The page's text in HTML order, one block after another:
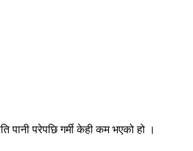
पानी परेपछि गर्मी केही कम भएको हो ।